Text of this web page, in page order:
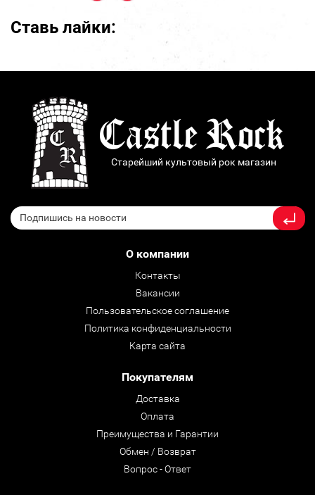
Ставь лайки:
Старейший культовый рок магазин
О компании
Контакты
Вакансии
Пользовательское соглашение
Политика конфиденциальности
Карта сайта
Покупателям
Доставка
Оплата
Преимущества и Гарантии
Обмен / Возврат
Вопрос - Ответ